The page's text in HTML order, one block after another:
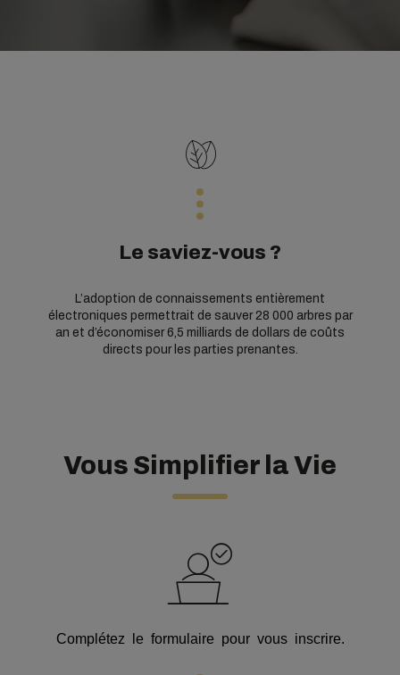
Le saviez-vous ?
L’adoption de connaissements entièrement
électroniques permettrait de sauver 28 000 arbres par
an et d’économiser 6,5 milliards de dollars de coûts
directs pour les parties prenantes.
Vous Simplifier la Vie
Complétez le formulaire pour vous inscrire.